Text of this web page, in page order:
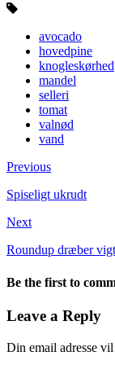
avocado
hovedpine
knogleskørhed
mandel
selleri
tomat
valnød
vand
Previous
Spiseligt ukrudt
Next
Roundup dræber
Be the first to
Leave a Reply
Din email adresse